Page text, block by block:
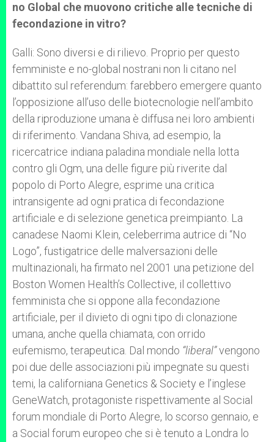
no Global che muovono critiche alle tecniche di
fecondazione in vitro?
Galli: Sono diversi e di rilievo. Proprio per questo
femministe e no-global nostrani non li citano nel
dibattito sul referendum: farebbero emergere quanto
l’opposizione all’uso delle biotecnologie nell’ambito
della riproduzione umana è diffusa nei loro ambienti
di riferimento. Vandana Shiva, ad esempio, la
ricercatrice indiana paladina mondiale nella lotta
contro gli Ogm, una delle figure più riverite dal
popolo di Porto Alegre, esprime una critica
intransigente ad ogni pratica di fecondazione
artificiale e di selezione genetica preimpianto. La
canadese Naomi Klein, celeberrima autrice di “No
Logo”, fustigatrice delle malversazioni delle
multinazionali, ha firmato nel 2001 una petizione del
Boston Women Health’s Collective, il collettivo
femminista che si oppone alla fecondazione
artificiale, per il divieto di ogni tipo di clonazione
umana, anche quella chiamata, con orrido
eufemismo, terapeutica. Dal mondo “liberal”vengono
poi due delle associazioni più impegnate su questi
temi, la californiana Genetics & Society e l’inglese
GeneWatch, protagoniste rispettivamente al Social
forum mondiale di Porto Alegre, lo scorso gennaio, e
a Social forum europeo che si è tenuto a Londra lo